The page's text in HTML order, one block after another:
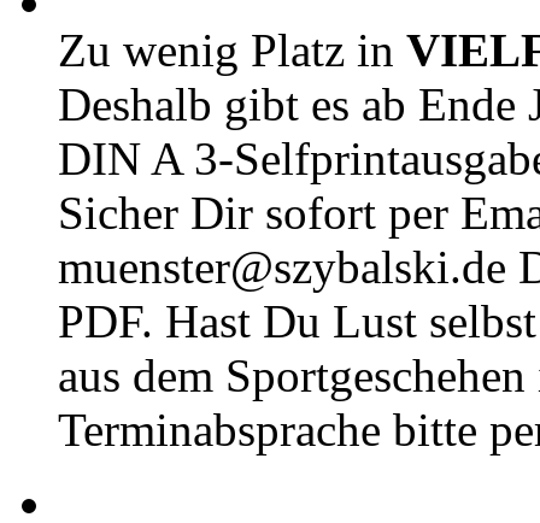
Zu wenig Platz in
Deshalb gibt es ab Ende
DIN A 3-
Sicher Dir sofort per
muenster@szybalski.de
PDF. Hast Du Lust
aus dem
Terminabsprache bitte